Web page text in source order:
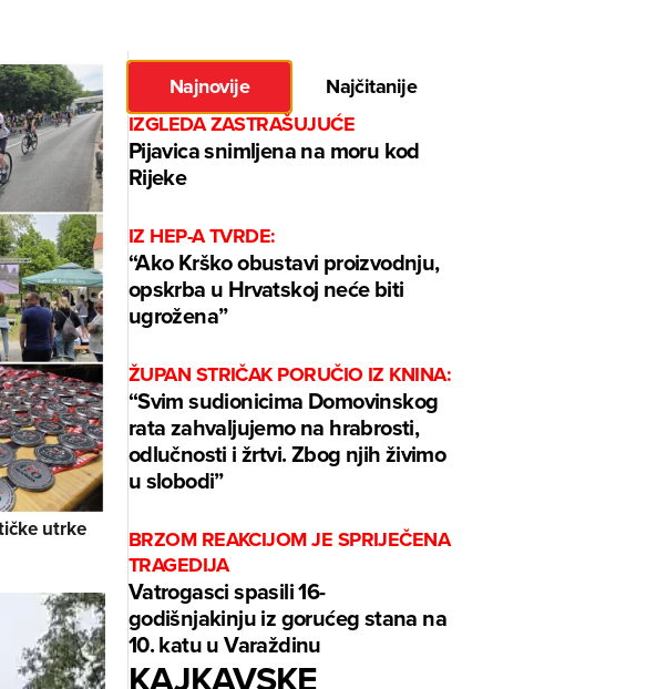
utrke
Najnovije
Najčitanije
IZGLEDA ZASTRAŠUJUĆE
Pijavica snimljena na moru kod
Rijeke
IZ HEP-A TVRDE:
“Ako Krško obustavi proizvodnju,
opskrba u Hrvatskoj neće biti
ugrožena”
ŽUPAN STRIČAK PORUČIO IZ KNINA:
“Svim sudionicima Domovinskog
rata zahvaljujemo na hrabrosti,
odlučnosti i žrtvi. Zbog njih živimo
u slobodi”
BRZOM REAKCIJOM JE SPRIJEČENA
TRAGEDIJA
Vatrogasci spasili 16-
godišnjakinju iz gorućeg stana na
10. katu u Varaždinu
KAJKAVSKE